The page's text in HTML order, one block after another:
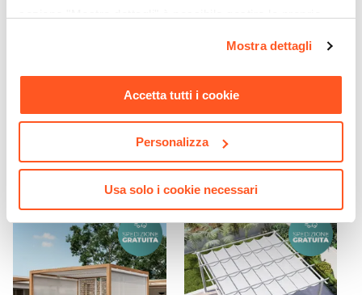
momento. Per maggiori informazioni si invita a leggere la
Mostra dettagli
Accetta tutti i cookie
Personalizza
Usa solo i cookie necessari
Legno
Colore Struttura
Verniciatura
Verniciatura a polvere
Posti A Sedere
Sezione Gambe
5 x 5 cm
idrorepellente antracite
coulisse regolabile -
Wakanda
€ 29,00
Poltrona sospesa in acciaio
Futura
€ 237,00